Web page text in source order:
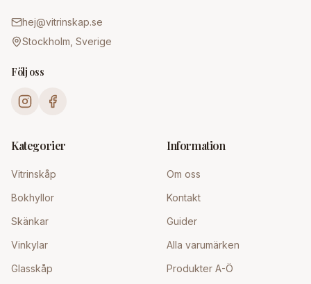
hej@vitrinskap.se
Stockholm, Sverige
Följ oss
Kategorier
Vitrinskåp
Bokhyllor
Skänkar
Vinkylar
Glasskåp
Information
Om oss
Kontakt
Guider
Alla varumärken
Produkter A-Ö